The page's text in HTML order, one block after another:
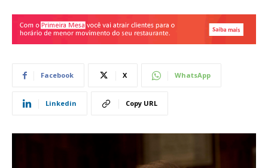
Facebook X WhatsApp
Linkedin Copy URL